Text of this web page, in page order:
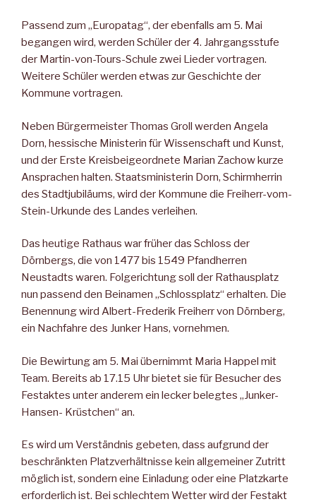
Passend zum „Europatag“, der ebenfalls am 5. Mai
begangen wird, werden Schüler der 4. Jahrgangsstufe
der Martin-von-Tours-Schule zwei Lieder vortragen.
Weitere Schüler werden etwas zur Geschichte der
Kommune vortragen.
Neben Bürgermeister Thomas Groll werden Angela
Dorn, hessische Ministerin für Wissenschaft und Kunst,
und der Erste Kreisbeigeordnete Marian Zachow kurze
Ansprachen halten. Staatsministerin Dorn, Schirmherrin
des Stadtjubiläums, wird der Kommune die Freiherr-vom-
Stein-Urkunde des Landes verleihen.
Das heutige Rathaus war früher das Schloss der
Dörnbergs, die von 1477 bis 1549 Pfandherren
Neustadts waren. Folgerichtung soll der Rathausplatz
nun passend den Beinamen „Schlossplatz“ erhalten. Die
Benennung wird Albert-Frederik Freiherr von Dörnberg,
ein Nachfahre des Junker Hans, vornehmen.
Die Bewirtung am 5. Mai übernimmt Maria Happel mit
Team. Bereits ab 17.15 Uhr bietet sie für Besucher des
Festaktes unter anderem ein lecker belegtes „Junker-
Hansen- Krüstchen“ an.
Es wird um Verständnis gebeten, dass aufgrund der
beschränkten Platzverhältnisse kein allgemeiner Zutritt
möglich ist, sondern eine Einladung oder eine Platzkarte
erforderlich ist. Bei schlechtem Wetter wird der Festakt